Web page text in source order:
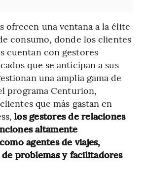
ofrecen una ventana a la élite
consumo, donde los clientes
cuentan con gestores
que se anticipan a sus
una amplia gama de
programa Centurion,
que más gastan en
los gestores de relaciones
altamente
agentes de viajes,
problemas y facilitadores